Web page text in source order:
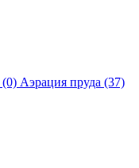
(0) Аэрация пруда (37)